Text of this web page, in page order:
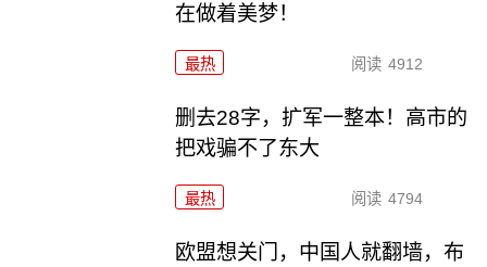
在做着美梦！
最热 阅读 4912
删去28字，扩军一整本！高市的
把戏骗不了东大
最热 阅读 4794
欧盟想关门，中国人就翻墙，布